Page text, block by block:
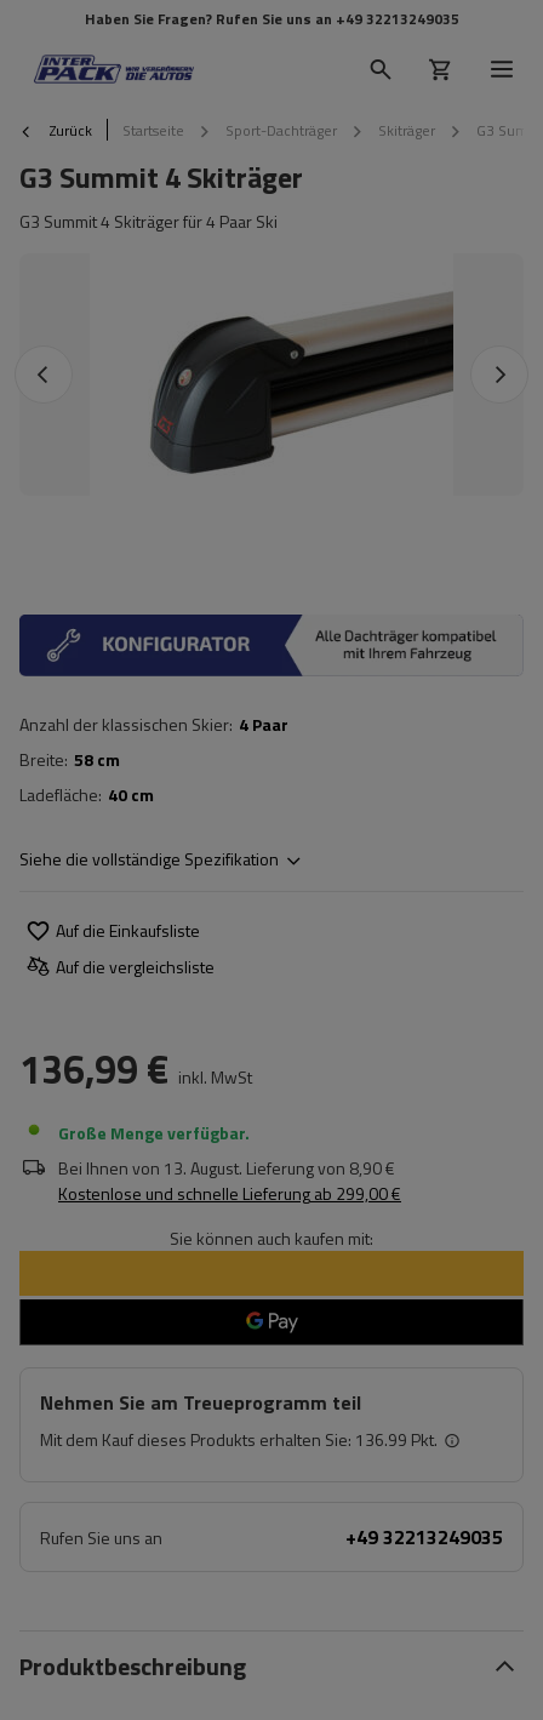
Haben Sie Fragen? Rufen Sie uns an +49 32213249035
Zurück Startseite Sport-Dachträger Skiträger G3
G3 Summit 4 Skiträger
G3 Summit 4 Skiträger für 4 Paar Ski
Anzahl der klassischen Skier 4 Paar
Breite 58 cm
Ladefläche 40 cm
Siehe die vollständige Spezifikation
Auf die Einkaufsliste
Auf die vergleichsliste
136,99 € inkl. MwSt
Große Menge verfügbar
Bei Ihnen von 13. August. Lieferung von 8,90 €
Kostenlose und schnelle Lieferungab 299,00 €
Sie können auch kaufen mit:
Nehmen Sie am Treueprogramm teil
Mit dem Kauf dieses Produkts erhalten Sie: 136.99 Pkt.
Rufen Sie uns an +49 32213249035
Produktbeschreibung